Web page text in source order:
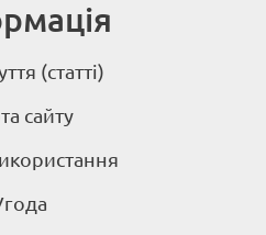
(статті)
сайту